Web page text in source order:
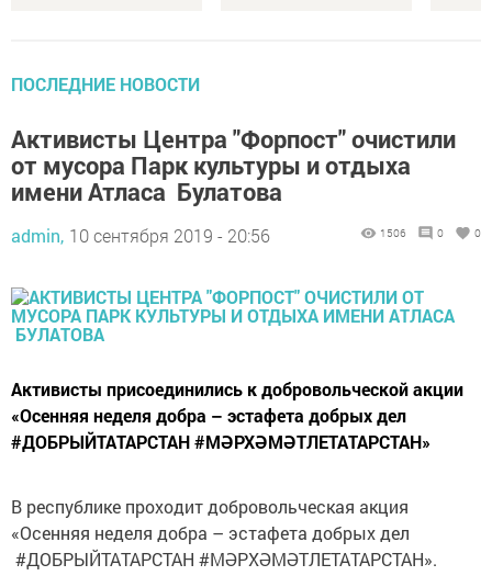
ПОСЛЕДНИЕ НОВОСТИ
Активисты Центра "Форпост" очистили
от мусора Парк культуры и отдыха
имени Атласа Булатова
admin, 10 сентября 2019 - 20:56 1506 0 0
Активисты присоединились к добровольческой акции
«Осенняя неделя добра – эстафета добрых дел
#ДОБРЫЙТАТАРСТАН #МӘРХӘМӘТЛЕТАТАРСТАН»
В республике проходит добровольческая акция
«Осенняя неделя добра – эстафета добрых дел
#ДОБРЫЙТАТАРСТАН #МӘРХӘМӘТЛЕТАТАРСТАН».